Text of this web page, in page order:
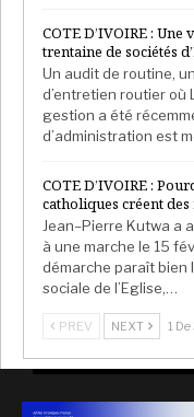
COTE D’IVOIRE : Une
trentaine de sociétés
Un audit de routine,
d’entretien routier où
gestion a été
d’administration est
COTE D’IVOIRE :
catholiques créent
Jean–Pierre Kutwa a
à une marche le 15
démarche paraît bien
sociale de l’Eglise,…
PREV NEXT 1